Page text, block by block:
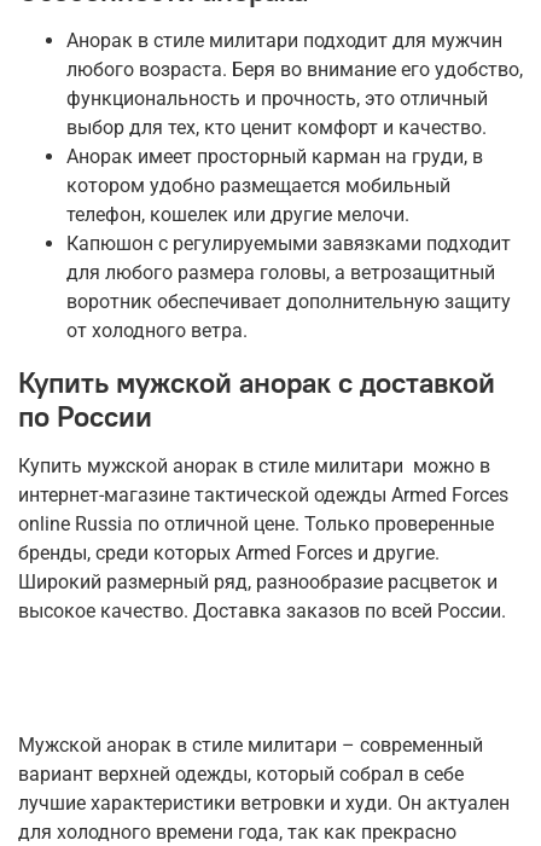
Анорак в стиле милитари подходит для мужчин
любого возраста. Беря во внимание его удобство,
функциональность и прочность, это отличный
выбор для тех, кто ценит комфорт и качество.
Анорак имеет просторный карман на груди, в
котором удобно размещается мобильный
телефон, кошелек или другие мелочи.
Капюшон с регулируемыми завязками подходит
для любого размера головы, а ветрозащитный
воротник обеспечивает дополнительную защиту
от холодного ветра.
Купить мужской анорак с доставкой
по России
Купить мужской анорак в стиле милитари можно в
интернет-магазине тактической одежды Armed Forces
online Russia по отличной цене. Только проверенные
бренды, среди которых Armed Forces и другие.
Широкий размерный ряд, разнообразие расцветок и
высокое качество. Доставка заказов по всей России.
Мужской анорак в стиле милитари – современный
вариант верхней одежды, который собрал в себе
лучшие характеристики ветровки и худи. Он актуален
для холодного времени года, так как прекрасно